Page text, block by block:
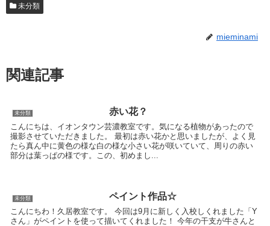
未分類
mieminami
関連記事
未分類 赤い花？
こんにちは、イオンタウン芸濃教室です。気になる植物があったので
撮影させていただきました。 最初は赤い花かと思いましたが、よく見
たら真ん中に黄色の様な白の様な小さい花が咲いていて、周りの赤い
部分は葉っぱの様です。この、初めまし...
未分類 ペイント作品☆
こんにちわ！久居教室です。 今回は9月に新しく入校しくれました「Y
さん」がペイントを使って描いてくれました！ 今年の干支が牛さんと